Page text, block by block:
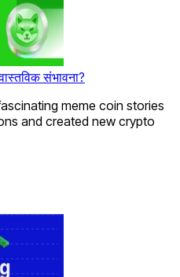
संभावना?
meme coin stories
and created new crypto